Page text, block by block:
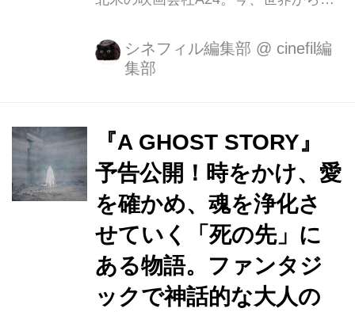
は、斬新ながらもどこか懐かしさを感
じさせるシーツ姿のゴーストが主人公
世界」。 死んでしまった者の魂は、そ
の悲しみは、いったいどこへ行き着
き、どのように消化されるのか？自分
のいなくなった世界で、残された妻を
見守り続ける、ひとりの男の切なくも
美しい物語『A GHOST STORY／ア・
ゴースト・ストーリー』が11月17日
（土）に全国ロードショーとなりま
シネフィル編集部 @ cinefil編
集部
『A GHOST STORY』
予告公開！時をかけ、愛
を確かめ、魂を浄化さ
せていく「死の先」に
ある物語。ファンタジ
ックで神話的な大人の